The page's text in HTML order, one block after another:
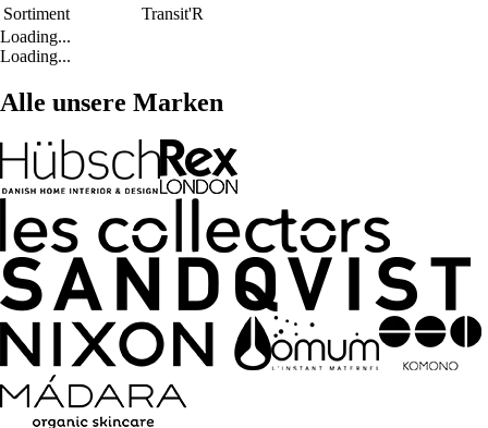
Sortiment
Transit'R
Loading...
Loading...
Alle unsere Marken